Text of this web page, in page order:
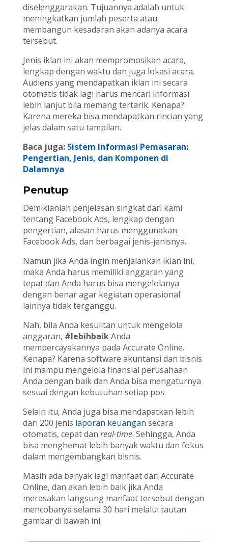
diselenggarakan. Tujuannya adalah untuk
meningkatkan jumlah peserta atau
membangun kesadaran akan adanya acara
tersebut.
Jenis iklan ini akan mempromosikan acara,
lengkap dengan waktu dan juga lokasi acara.
Audiens yang mendapatkan iklan ini secara
otomatis tidak lagi harus mencari informasi
lebih lanjut bila memang tertarik. Kenapa?
Karena mereka bisa mendapatkan rincian yang
jelas dalam satu tampilan.
Baca juga: Sistem Informasi Pemasaran:
Pengertian, Jenis, dan Komponen di
Dalamnya
Penutup
Demikianlah penjelasan singkat dari kami
tentang Facebook Ads, lengkap dengan
pengertian, alasan harus menggunakan
Facebook Ads, dan berbagai jenis-jenisnya.
Namun jika Anda ingin menjalankan iklan ini,
maka Anda harus memiliki anggaran yang
tepat dan Anda harus bisa mengelolanya
dengan benar agar kegiatan operasional
lainnya tidak terganggu.
Nah, bila Anda kesulitan untuk mengelola
anggaran, #lebihbaikAnda
mempercayakannya pada Accurate Online.
Kenapa? Karena software akuntansi dan bisnis
ini mampu mengelola finansial perusahaan
Anda dengan baik dan Anda bisa mengaturnya
sesuai dengan kebutuhan setiap pos.
Selain itu, Anda juga bisa mendapatkan lebih
dari 200 jenis laporan keuangan secara
otomatis, cepat dan real-time. Sehingga, Anda
bisa menghemat lebih banyak waktu dan fokus
dalam mengembangkan bisnis.
Masih ada banyak lagi manfaat dari Accurate
Online, dan akan lebih baik jika Anda
merasakan langsung manfaat tersebut dengan
mencobanya selama 30 hari melalui tautan
gambar di bawah ini.